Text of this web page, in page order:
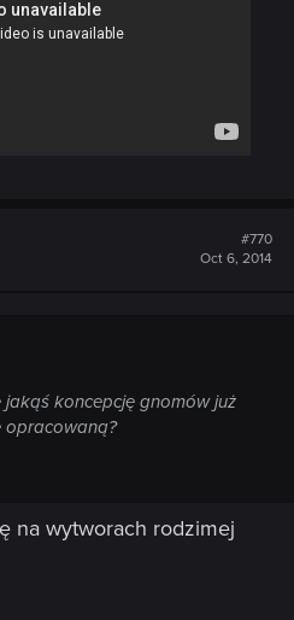
#770
Oct 6, 2014
jakąś koncepcję gnomów już
opracowaną?
na wytworach rodzimej